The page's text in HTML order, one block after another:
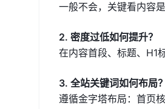
一般不会，关键看内容
2. 密度过低如何提升？
在内容首段、标题、H1
3. 全站关键词如何布局？
遵循金字塔布局：首页